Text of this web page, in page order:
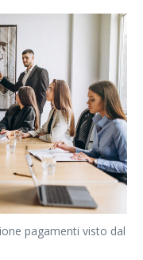
pagamenti visto dal